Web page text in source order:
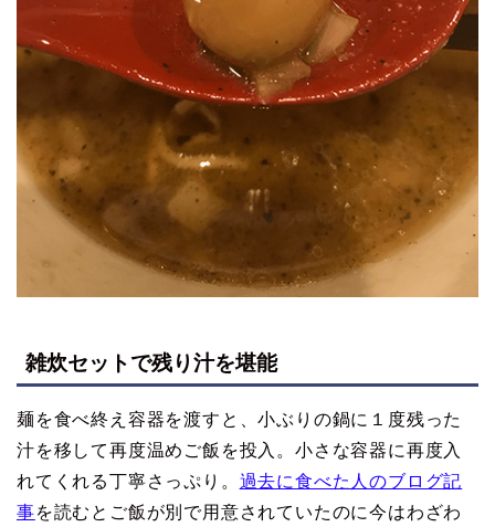
雑炊セットで残り汁を堪能
麺を食べ終え容器を渡すと、小ぶりの鍋に１度残った
汁を移して再度温めご飯を投入。小さな容器に再度入
れてくれる丁寧さっぷり。 過去に食べた人のブログ記
事を読むとご飯が別で用意されていたのに今はわざわ